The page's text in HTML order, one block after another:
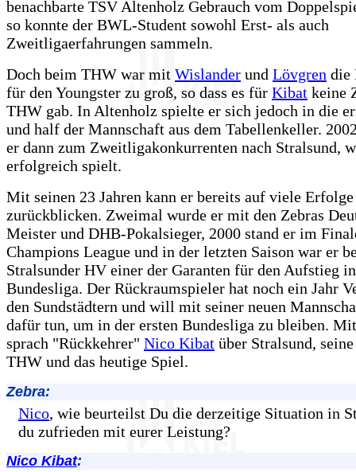
benachbarte TSV Altenholz Gebrauch vom
so konnte der BWL-Student sowohl Erst- als auch
Zweitligaerfahrungen sammeln.
Doch beim THW war mit Wislander und Lövgren die
für den Youngster zu groß, so dass es für Kibat keine
THW gab. In Altenholz spielte er sich jedoch in die
und half der Mannschaft aus dem Tabellenkeller.
er dann zum Zweitligakonkurrenten nach Stralsund,
erfolgreich spielt.
Mit seinen 23 Jahren kann er bereits auf viele Erfolge
zurückblicken. Zweimal wurde er mit den Zebras
Meister und DHB-Pokalsieger, 2000 stand er im
Champions League und in der letzten Saison war er
Stralsunder HV einer der Garanten für den Aufstieg
Bundesliga. Der Rückraumspieler hat noch ein Jahr
den Sundstädtern und will mit seiner neuen
dafür tun, um in der ersten Bundesliga zu bleiben.
sprach "Rückkehrer" Nico Kibat über Stralsund,
THW und das heutige Spiel.
Zebra:
Nico, wie beurteilst Du die derzeitige Situation in
du zufrieden mit eurer Leistung?
Nico Kibat: